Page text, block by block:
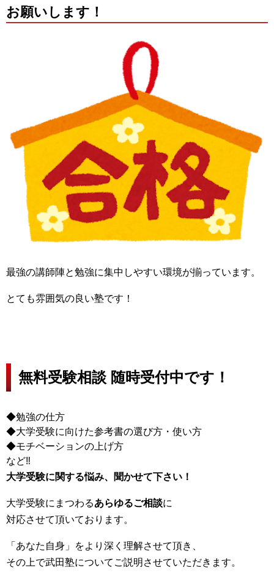
お願いします！
最強の講師陣と勉強に集中しやすい環境が揃っています。
とても雰囲気の良い塾です！
無料受験相談 随時受付中です！
◆勉強の仕方
◆大学受験に向けた参考書の選び方・使い方
◆モチベーションの上げ方
など‼
大学受験に関する悩み、聞かせて下さい！
大学受験にまつわるあらゆるご相談に
対応させて頂いております。
「あなた自身」をより深く理解させて頂き、
その上で武田塾についてご説明させていただきます。